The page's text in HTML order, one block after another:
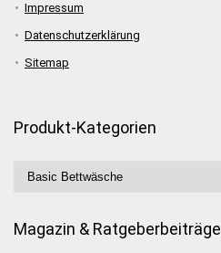
Impressum
Datenschutzerklärung
Sitemap
Produkt-Kategorien
Magazin & Ratgeberbeiträge